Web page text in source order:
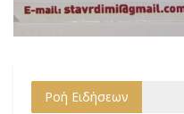
Ροή Ειδήσεων